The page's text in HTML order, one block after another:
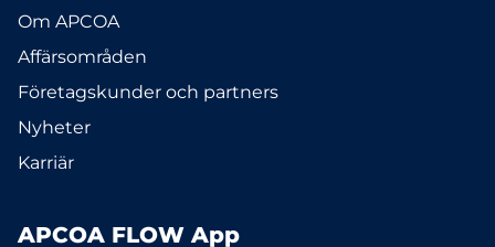
Om APCOA
Affärsområden
Företagskunder och partners
Nyheter
Karriär
APCOA FLOW App